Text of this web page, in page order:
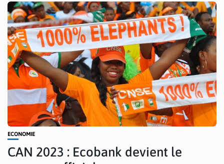
ECONOMIE
CAN 2023 : Ecobank devient le